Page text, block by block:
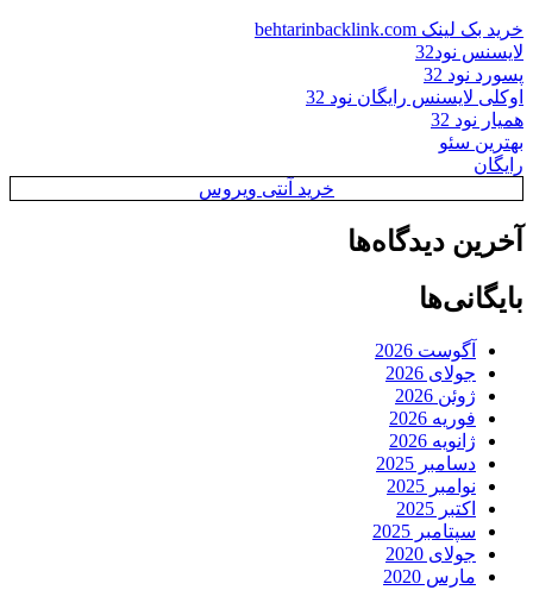
خرید بک لینک behtarinbacklink.com
لایسنس نود32
پسورد نود 32
اوکلی لایسنس رایگان نود 32
همیار نود 32
بهترین سئو
رایگان
خرید آنتی ویروس
آخرین دیدگاه‌ها
بایگانی‌ها
آگوست 2026
جولای 2026
ژوئن 2026
فوریه 2026
ژانویه 2026
دسامبر 2025
نوامبر 2025
اکتبر 2025
سپتامبر 2025
جولای 2020
مارس 2020